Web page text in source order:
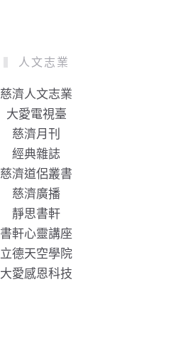
人文志業
慈濟人文志業
大愛電視臺
慈濟月刊
經典雜誌
慈濟道侶叢書
慈濟廣播
靜思書軒
書軒心靈講座
立德天空學院
大愛感恩科技